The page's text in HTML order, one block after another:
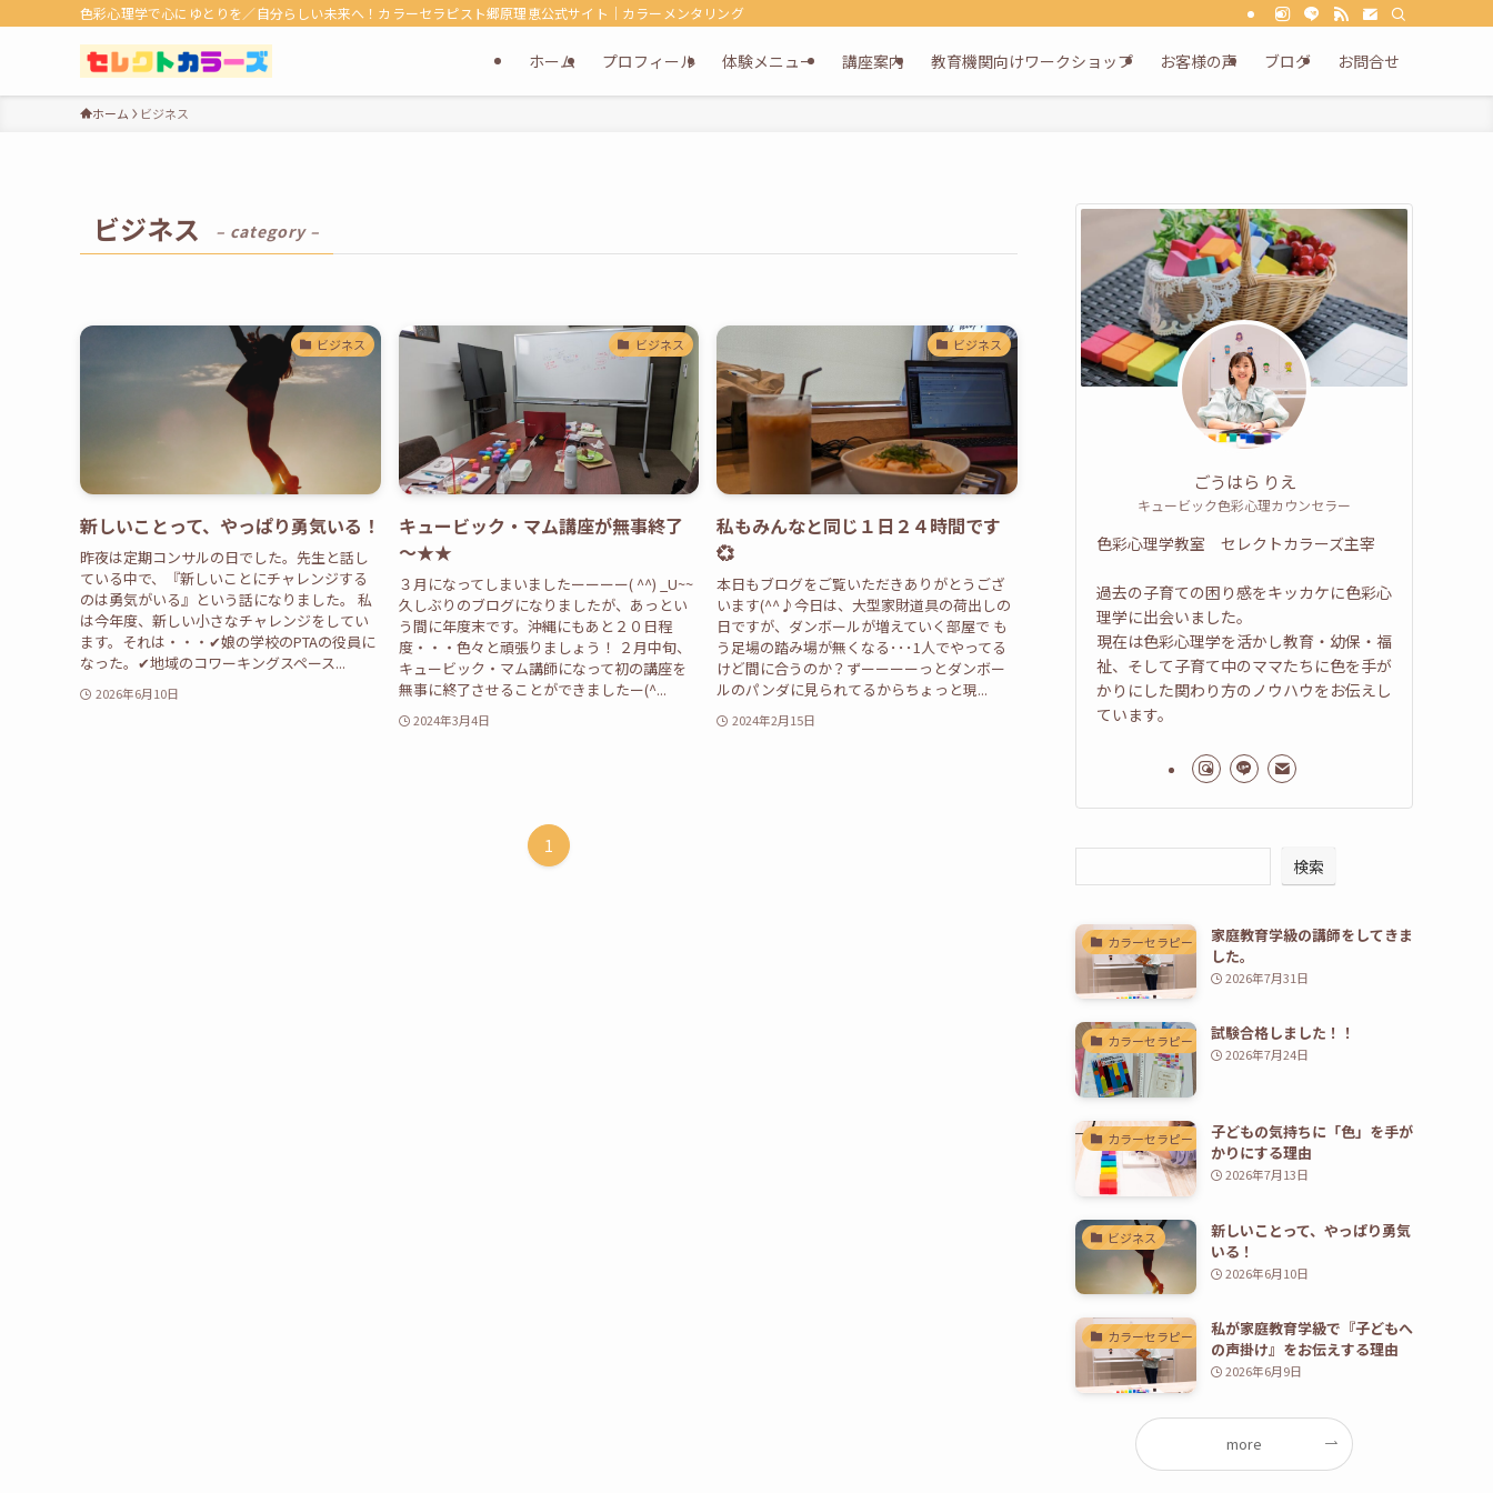
色彩心理学で心にゆとりを／自分らしい未来へ！カラーセラピスト郷原理恵公式サイト｜カラーメンタリング・キュービックマム・キュービック
ホーム プロフィール 体験メニュー 講座案内 教育機関向けワークショップ お客様の声 ブログ お問合せ
ホーム ビジネス
ビジネス – category –
ビジネス
新しいことって、やっぱり勇気いる！
昨夜は定期コンサルの日でした。先生と話し
ている中で、『新しいことにチャレンジする
のは勇気がいる』という話になりました。 私
は今年度、新しい小さなチャレンジをしてい
ます。それは・・・✔娘の学校のPTAの役員に
なった。✔地域のコワーキングスペース...
2026年6月10日
ビジネス
キュービック・マム講座が無事終了
～★★
３月になってしまいましたーーーー( ^^) _U~~
久しぶりのブログになりましたが、あっとい
う間に年度末です。沖縄にもあと２０日程
度・・・色々と頑張りましょう！ ２月中旬、
キュービック・マム講師になって初の講座を
無事に終了させることができましたー(^...
2024年3月4日
ビジネス
私もみんなと同じ１日２４時間です
💞
本日もブログをご覧いただきありがとうござ
います(^^♪今日は、大型家財道具の荷出しの
日ですが、ダンボールが増えていく部屋で も
う足場の踏み場が無くなる･･･1人でやってる
けど間に合うのか？ずーーーーっとダンボー
ルのパンダに見られてるからちょっと現...
2024年2月15日
1
ごうはら りえ
キュービック色彩心理カウンセラー
色彩心理学教室 セレクトカラーズ主宰
過去の子育ての困り感をキッカケに色彩心
理学に出会いました。
現在は色彩心理学を活かし教育・幼保・福
祉、そして子育て中のママたちに色を手が
かりにした関わり方のノウハウをお伝えし
ています。
検索
カラーセラピー
家庭教育学級の講師をしてきま
した。
2026年7月31日
カラーセラピー 試験合格しました！！
2026年7月24日
カラーセラピー
子どもの気持ちに「色」を手が
かりにする理由
2026年7月13日
ビジネス
新しいことって、やっぱり勇気
いる！
2026年6月10日
カラーセラピー
私が家庭教育学級で『子どもへ
の声掛け』をお伝えする理由
2026年6月9日
more